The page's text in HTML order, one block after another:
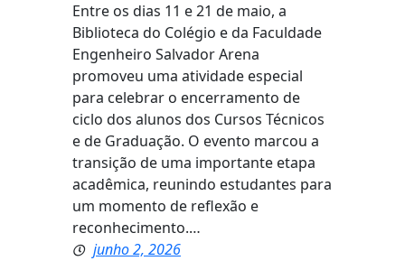
Entre os dias 11 e 21 de maio, a
Biblioteca do Colégio e da Faculdade
Engenheiro Salvador Arena
promoveu uma atividade especial
para celebrar o encerramento de
ciclo dos alunos dos Cursos Técnicos
e de Graduação. O evento marcou a
transição de uma importante etapa
acadêmica, reunindo estudantes para
um momento de reflexão e
reconhecimento.…
junho 2, 2026